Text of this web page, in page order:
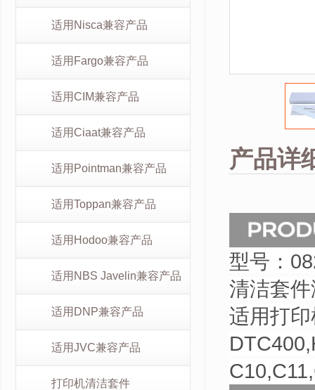
适用Nisca兼容产品
适用Fargo兼容产品
适用CIM兼容产品
适用Ciaat兼容产品
适用Pointman兼容产品
适用Toppan兼容产品
适用Hodoo兼容产品
适用NBS Javelin兼容产品
适用DNP兼容产品
适用JVC兼容产品
打印机清洁套件
产品详
型号：
清洁套
适用打